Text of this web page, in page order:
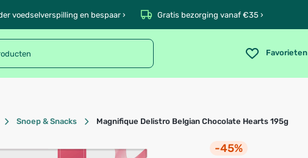
voedselverspilling en bespaar › Gratis bezorging vanaf €35 ›
Favorieten
Snoep & Snacks Magnifique Delistro Belgian Chocolate Hearts 195g
-45%